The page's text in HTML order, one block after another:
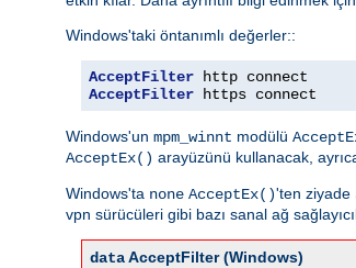
Windows'taki öntanımlı değerler::
AcceptFilter
AcceptFilter https connect
Windows'un mpm_winnt modülü
AcceptEx() arayüzünü kullanacak,
Windows'ta none AcceptEx()'ten ziyade
vpn sürücüleri gibi bazı sanal ağ
dataAcceptFilter (Windows)